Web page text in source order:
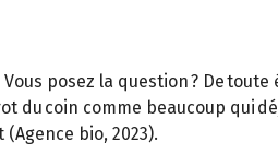
Vous posez la question ? De
du coin comme beaucoup qui
bio, 2023).